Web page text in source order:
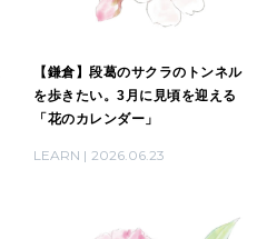
【鎌倉】段葛のサクラのトンネル
を歩きたい。3月に見頃を迎える
「花のカレンダー」
LEARN 2026.06.23